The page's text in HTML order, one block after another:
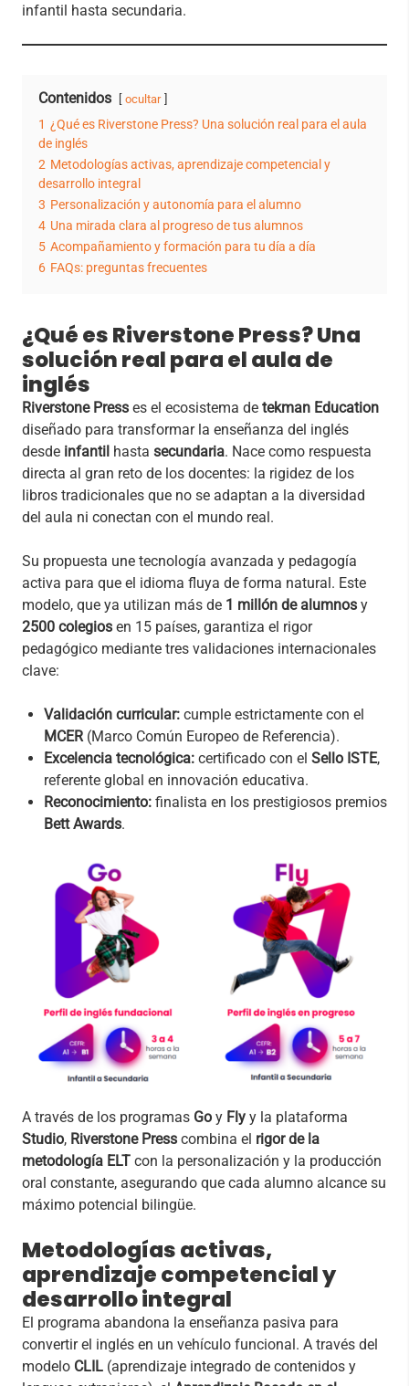
infantil hasta secundaria.
Contenidos ocultar
1 ¿Qué es Riverstone Press? Una solución real para el aula
de inglés
2 Metodologías activas, aprendizaje competencial y
desarrollo integral
3 Personalización y autonomía para el alumno
4 Una mirada clara al progreso de tus alumnos
5 Acompañamiento y formación para tu día a día
6 FAQs: preguntas frecuentes
¿Qué es Riverstone Press? Una
solución real para el aula de
inglés
Riverstone Press es el ecosistema de tekman Education
diseñado para transformar la enseñanza del inglés
desde infantil hasta secundaria. Nace como respuesta
directa al gran reto de los docentes: la rigidez de los
libros tradicionales que no se adaptan a la diversidad
del aula ni conectan con el mundo real.
Su propuesta une tecnología avanzada y pedagogía
activa para que el idioma fluya de forma natural. Este
modelo, que ya utilizan más de 1 millón de alumnos y
2500 colegios en 15 países, garantiza el rigor
pedagógico mediante tres validaciones internacionales
clave:
Validación curricular: cumple estrictamente con el
MCER(Marco Común Europeo de Referencia).
Excelencia tecnológica: certificado con el Sello ISTE,
referente global en innovación educativa.
Reconocimiento: finalista en los prestigiosos premios
Bett Awards.
A través de los programas Go y Fly y la plataforma
Studio, Riverstone Press combina el rigor de la
metodología ELT con la personalización y la producción
oral constante, asegurando que cada alumno alcance su
máximo potencial bilingüe.
Metodologías activas,
aprendizaje competencial y
desarrollo integral
El programa abandona la enseñanza pasiva para
convertir el inglés en un vehículo funcional. A través del
modelo CLIL (aprendizaje integrado de contenidos y